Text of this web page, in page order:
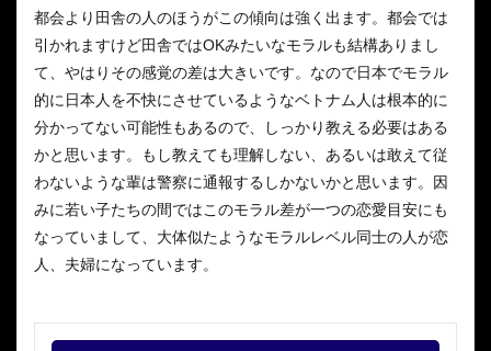
都会より田舎の人のほうがこの傾向は強く出ます。都会では
引かれますけど田舎ではOKみたいなモラルも結構ありまし
て、やはりその感覚の差は大きいです。なので日本でモラル
的に日本人を不快にさせているようなベトナム人は根本的に
分かってない可能性もあるので、しっかり教える必要はある
かと思います。もし教えても理解しない、あるいは敢えて従
わないような輩は警察に通報するしかないかと思います。因
みに若い子たちの間ではこのモラル差が一つの恋愛目安にも
なっていまして、大体似たようなモラルレベル同士の人が恋
人、夫婦になっています。